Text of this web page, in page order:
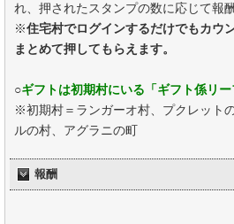
れ、押されたスタンプの数に応じて報
※住宅村でログインするだけでもカウ
まとめて押してもらえます。
○ギフトは初期村にいる「ギフト係リー
※初期村＝ランガーオ村、プクレット
ルの村、アグラニの町
報酬